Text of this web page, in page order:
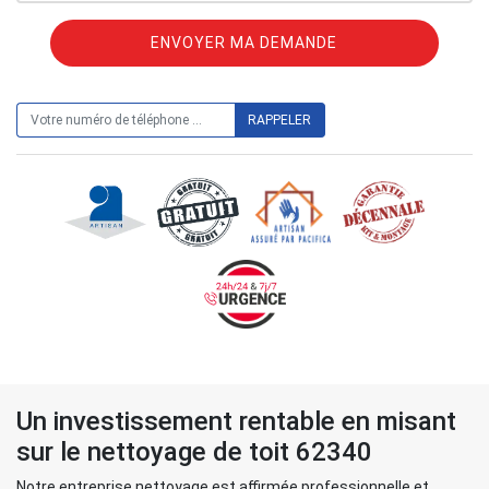
Un investissement rentable en misant
sur le nettoyage de toit 62340